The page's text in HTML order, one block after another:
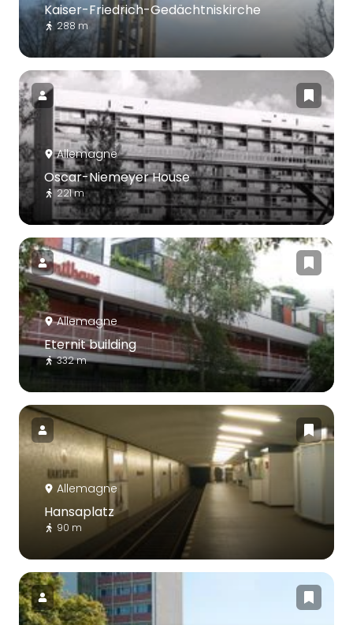
Kaiser-Friedrich-Gedächtniskirche
288 m
Allemagne
Oscar-Niemeyer House
221 m
Allemagne
Eternit building
332 m
Allemagne
Hansaplatz
90 m